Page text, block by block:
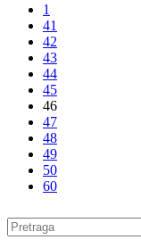
1
41
42
43
44
45
46
47
48
49
50
60